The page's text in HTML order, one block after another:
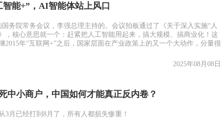
智能+”，AI智能体站上风口
国务院常务会议，李强总理主持的。会议拍板通过了《关于深入实施“人
，核心意思就一个：赶紧把人工智能用起来，搞大规模、搞商业化！这
2015年“互联网+”之后，国家层面在产业政策上的又一个大动作，分量很
2025年08月08日
中小商户，中国如何才能真正反内卷？
3月已经打到8月了，所有人都损失惨重！